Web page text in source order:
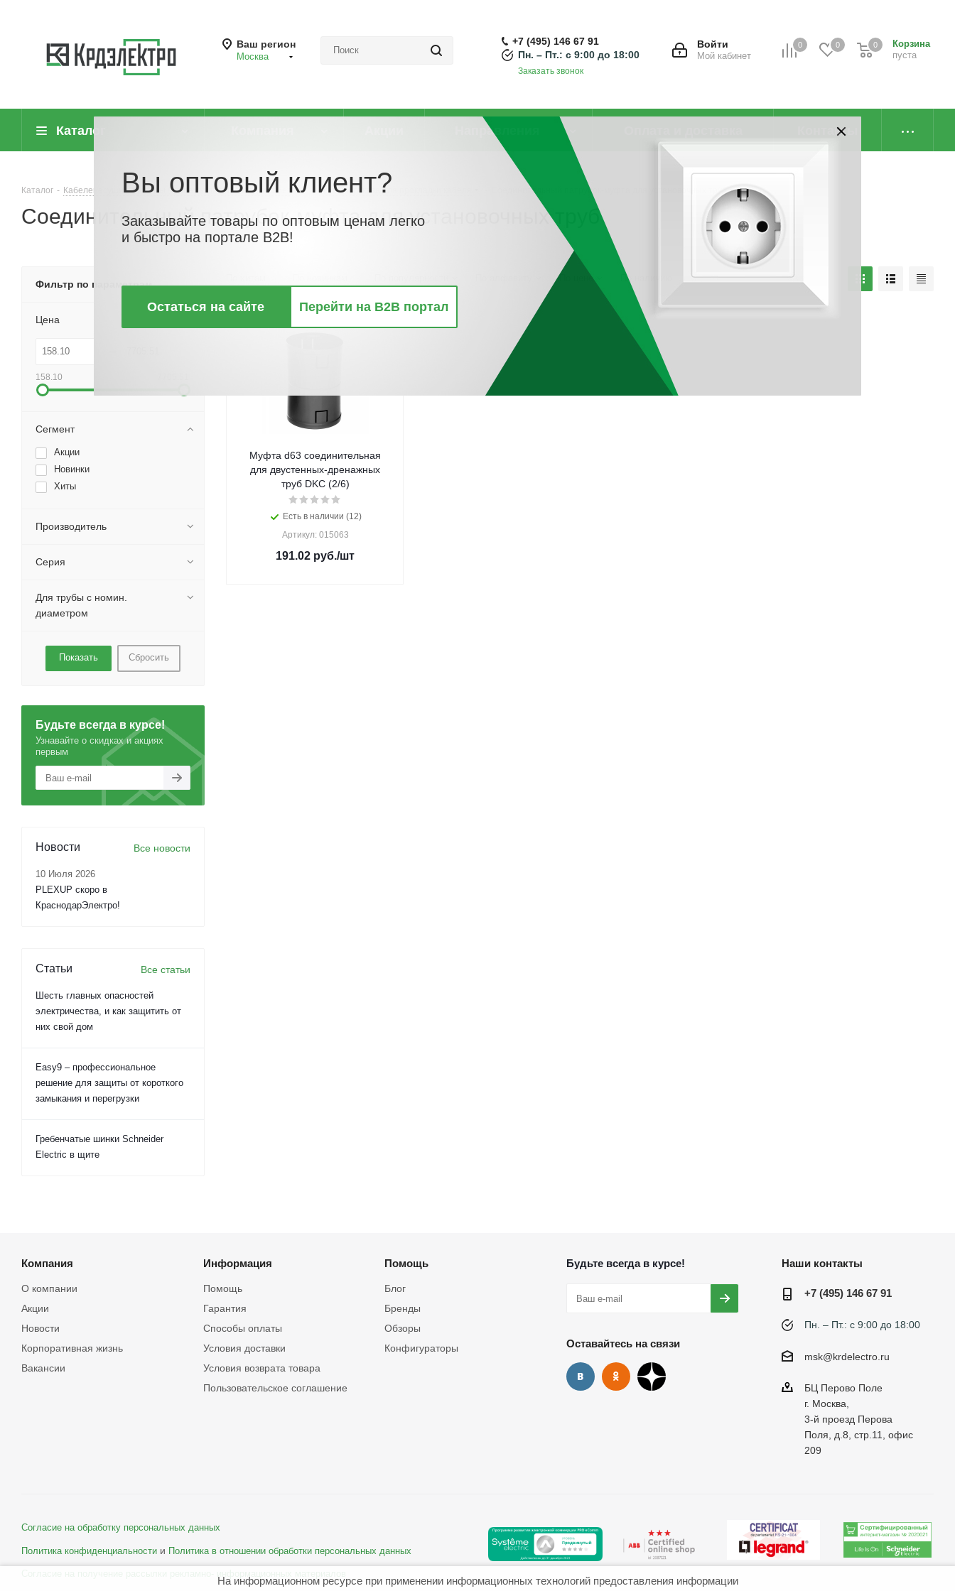
Ваш регион
Москва
0 0
Корзина
пуста
0
Войти
Мой кабинет
+7 (495) 146 67 91
Пн. – Пт.: с 9:00 до 18:00
Заказать звонок
Каталог Направления Контакты
Каталог - Кабеленесущие системы (системы для прокладки кабеля) - Трубы и рукава для прокладки кабеля Соединительный патрубок-муфта для установочных труб
Соединительный патрубок-муфта для установочных труб
По цене По наличию
Муфта d63 соединительная
для двустенных-дренажных
труб DKC (2/6)
Есть в наличии (12)
Артикул: 015063
191.02 руб./шт
Фильтр по параметрам
Цена
158.10
Сегмент
Акции
Новинки
Хиты
Производитель
Серия
Для трубы с номин.
диаметром
Сбросить
Будьте всегда в курсе!
Узнавайте о скидках и акциях
первым
Новости Все новости
10 Июля 2026
PLEXUP скоро в
КраснодарЭлектро!
Статьи Все статьи
Шесть главных опасностей
электричества, и как защитить от
них свой дом
Easy9 – профессиональное
решение для защиты от короткого
замыкания и перегрузки
Гребенчатые шинки Schneider
Electric в щите
Компания
О компании
Акции
Новости
Корпоративная жизнь
Вакансии
Информация
Помощь
Гарантия
Способы оплаты
Условия доставки
Условия возврата товара
Пользовательское соглашение
Помощь
Блог
Бренды
Обзоры
Конфигураторы
Будьте всегда в курсе!
Оставайтесь на связи
Наши контакты
+7 (495) 146 67 91
Пн. – Пт.: с 9:00 до 18:00
msk@krdelectro.ru
БЦ Перово Поле
г. Москва,
3-й проезд Перова
Поля, д.8, стр.11, офис
209
Согласие на обработку персональных данных
Политика конфиденциальности и Политика в отношении обработки персональных данных
На информационном ресурсе при применении информационных технологий предоставления информации
Вы оптовый клиент?
Заказывайте товары по оптовым ценам легко
и быстро на портале B2B!
Остаться на сайте Перейти на B2B портал